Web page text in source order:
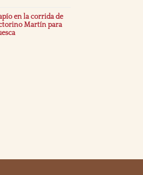
en la corrida de
Martín para